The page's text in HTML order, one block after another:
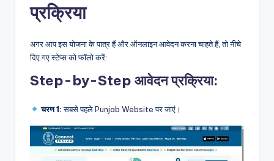
प्रक्रिया
अगर आप इस योजना के पात्र हैं और ऑनलाइन आवेदन करना चाहते हैं, तो नीचे
दिए गए स्टेप्स को फॉलो करें:
Step-by-Step आवेदन प्रक्रिया:
चरण 1:सबसे पहलेPunjab Websiteपर जाएं।